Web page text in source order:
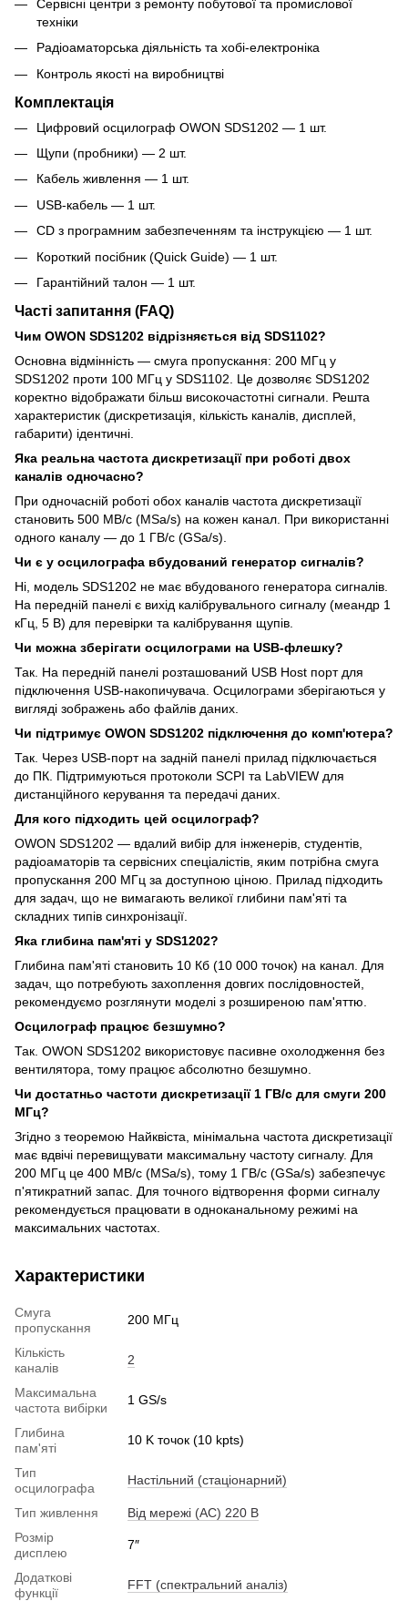
Сервісні центри з ремонту побутової та промислової
техніки
Радіоаматорська діяльність та хобі-електроніка
Контроль якості на виробництві
Комплектація
Цифровий осцилограф OWON SDS1202 — 1 шт.
Щупи (пробники) — 2 шт.
Кабель живлення — 1 шт.
USB-кабель — 1 шт.
CD з програмним забезпеченням та інструкцією — 1 шт.
Короткий посібник (Quick Guide) — 1 шт.
Гарантійний талон — 1 шт.
Часті запитання (FAQ)
Чим OWON SDS1202 відрізняється від SDS1102?
Основна відмінність — смуга пропускання: 200 МГц у
SDS1202 проти 100 МГц у SDS1102. Це дозволяє SDS1202
коректно відображати більш високочастотні сигнали. Решта
характеристик (дискретизація, кількість каналів, дисплей,
габарити) ідентичні.
Яка реальна частота дискретизації при роботі двох
каналів одночасно?
При одночасній роботі обох каналів частота дискретизації
становить 500 МВ/с (MSa/s) на кожен канал. При використанні
одного каналу — до 1 ГВ/с (GSa/s).
Чи є у осцилографа вбудований генератор сигналів?
Ні, модель SDS1202 не має вбудованого генератора сигналів.
На передній панелі є вихід калібрувального сигналу (меандр 1
кГц, 5 В) для перевірки та калібрування щупів.
Чи можна зберігати осцилограми на USB-флешку?
Так. На передній панелі розташований USB Host порт для
підключення USB-накопичувача. Осцилограми зберігаються у
вигляді зображень або файлів даних.
Чи підтримує OWON SDS1202 підключення до комп'ютера?
Так. Через USB-порт на задній панелі прилад підключається
до ПК. Підтримуються протоколи SCPI та LabVIEW для
дистанційного керування та передачі даних.
Для кого підходить цей осцилограф?
OWON SDS1202 — вдалий вибір для інженерів, студентів,
радіоаматорів та сервісних спеціалістів, яким потрібна смуга
пропускання 200 МГц за доступною ціною. Прилад підходить
для задач, що не вимагають великої глибини пам'яті та
складних типів синхронізації.
Яка глибина пам'яті у SDS1202?
Глибина пам'яті становить 10 Кб (10 000 точок) на канал. Для
задач, що потребують захоплення довгих послідовностей,
рекомендуємо розглянути моделі з розширеною пам'яттю.
Осцилограф працює безшумно?
Так. OWON SDS1202 використовує пасивне охолодження без
вентилятора, тому працює абсолютно безшумно.
Чи достатньо частоти дискретизації 1 ГВ/с для смуги 200
МГц?
Згідно з теоремою Найквіста, мінімальна частота дискретизації
має вдвічі перевищувати максимальну частоту сигналу. Для
200 МГц це 400 МВ/с (MSa/s), тому 1 ГВ/с (GSa/s) забезпечує
п'ятикратний запас. Для точного відтворення форми сигналу
рекомендується працювати в одноканальному режимі на
максимальних частотах.
Характеристики
Смуга
пропускання
200 МГц
Кількість
каналів
2
Максимальна
частота вибірки
1 GS/s
Глибина
пам'яті
10 K точок (10 kpts)
Тип
осцилографа
Настільний (стаціонарний)
Тип живлення
Від мережі (AC) 220 В
Розмір
дисплею
7″
Додаткові
функції
FFT (спектральний аналіз)